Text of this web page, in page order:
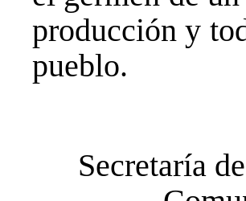
producción y
pueblo.
Secretaría